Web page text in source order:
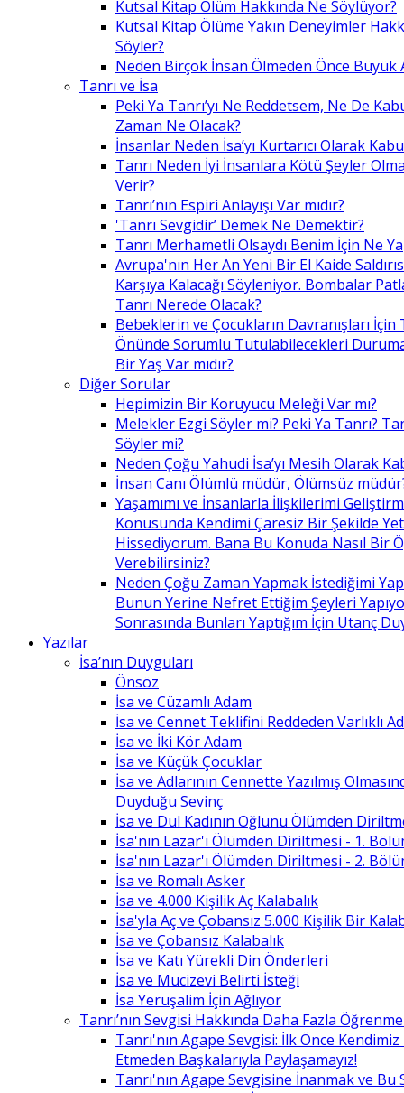
Kutsal Kitap Ölüm Hakkında Ne Söylüyor?
Kutsal Kitap Ölüme Yakın Deneyimler
Söyler?
Neden Birçok İnsan Ölmeden Önce Büyük
Tanrı ve İsa
Peki Ya Tanrı’yı Ne Reddetsem, Ne De
Zaman Ne Olacak?
İnsanlar Neden İsa’yı Kurtarıcı Olarak
Tanrı Neden İyi İnsanlara Kötü Şeyler
Verir?
Tanrı’nın Espiri Anlayışı Var mıdır?
'Tanrı Sevgidir’ Demek Ne Demektir?
Tanrı Merhametli Olsaydı Benim İçin Ne
Avrupa'nın Her An Yeni Bir El Kaide
Karşıya Kalacağı Söyleniyor. Bombalar
Tanrı Nerede Olacak?
Bebeklerin ve Çocukların Davranışları İçin
Önünde Sorumlu Tutulabilecekleri
Bir Yaş Var mıdır?
Diğer Sorular
Hepimizin Bir Koruyucu Meleği Var mı?
Melekler Ezgi Söyler mi? Peki Ya Tanrı?
Söyler mi?
Neden Çoğu Yahudi İsa’yı Mesih Olarak
İnsan Canı Ölümlü müdür, Ölümsüz
Yaşamımı ve İnsanlarla İlişkilerimi
Konusunda Kendimi Çaresiz Bir Şekilde
Hissediyorum. Bana Bu Konuda Nasıl Bir
Verebilirsiniz?
Neden Çoğu Zaman Yapmak İstediğimi
Bunun Yerine Nefret Ettiğim Şeyleri
Sonrasında Bunları Yaptığım İçin Utanç
Yazılar
İsa’nın Duyguları
Önsöz
İsa ve Cüzamlı Adam
İsa ve Cennet Teklifini Reddeden Varlıklı
İsa ve İki Kör Adam
İsa ve Küçük Çocuklar
İsa ve Adlarının Cennette Yazılmış
Duyduğu Sevinç
İsa ve Dul Kadının Oğlunu Ölümden
İsa'nın Lazar'ı Ölümden Diriltmesi - 1.
İsa'nın Lazar'ı Ölümden Diriltmesi - 2.
İsa ve Romalı Asker
İsa ve 4.000 Kişilik Aç Kalabalık
İsa'yla Aç ve Çobansız 5.000 Kişilik Bir
İsa ve Çobansız Kalabalık
İsa ve Katı Yürekli Din Önderleri
İsa ve Mucizevi Belirti İsteği
İsa Yeruşalim İçin Ağlıyor
Tanrı’nın Sevgisi Hakkında Daha Fazla
Tanrı'nın Agape Sevgisi: İlk Önce
Etmeden Başkalarıyla Paylaşamayız!
Tanrı'nın Agape Sevgisine İnanmak ve Bu